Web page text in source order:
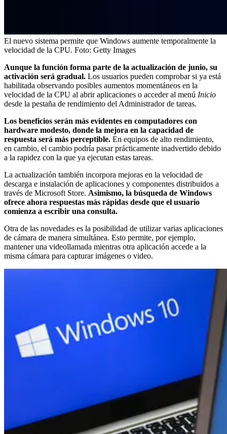
El nuevo sistema permite que Windows aumente temporalmente la
velocidad de la CPU. Foto: Getty Images
Aunque la función forma parte de la actualización de junio, su
activación será gradual. Los usuarios pueden comprobar si ya está
habilitada observando posibles aumentos momentáneos en la
velocidad de la CPU al abrir aplicaciones o acceder al menú Inicio
desde la pestaña de rendimiento del Administrador de tareas.
Los beneficios serán más evidentes en computadores con
hardware modesto, donde la mejora en la capacidad de
respuesta será más perceptible. En equipos de alto rendimiento,
en cambio, el cambio podría pasar prácticamente inadvertido debido
a la rapidez con la que ya ejecutan estas tareas.
La actualización también incorpora mejoras en la velocidad de
descarga e instalación de aplicaciones y componentes distribuidos a
través de Microsoft Store. Asimismo, la búsqueda de Windows
ofrece ahora respuestas más rápidas desde que el usuario
comienza a escribir una consulta.
Otra de las novedades es la posibilidad de utilizar varias aplicaciones
de cámara de manera simultánea. Esto permite, por ejemplo,
mantener una videollamada mientras otra aplicación accede a la
misma cámara para capturar imágenes o video.